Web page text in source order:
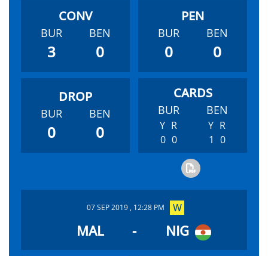
BUR BEN
3 0
BUR BEN
0 0
BUR BEN
0 0
BUR BEN
Y R
0 0
Y R
1 0
07 SEP 2019 , 12:28 PM
MAL - NIG